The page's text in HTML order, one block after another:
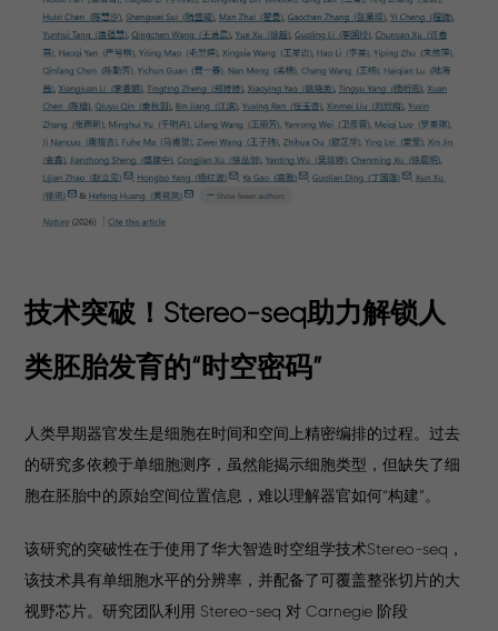
技术突破！Stereo-seq助力解锁人
类胚胎发育的“时空密码”
人类早期器官发生是细胞在时间和空间上精密编排的过程。过去
的研究多依赖于单细胞测序，虽然能揭示细胞类型，但缺失了细
胞在胚胎中的原始空间位置信息，难以理解器官如何“构建”。
该研究的突破性在于使用了华大智造时空组学技术Stereo-seq，
该技术具有单细胞水平的分辨率，并配备了可覆盖整张切片的大
视野芯片。研究团队利用 Stereo-seq 对 Carnegie 阶段